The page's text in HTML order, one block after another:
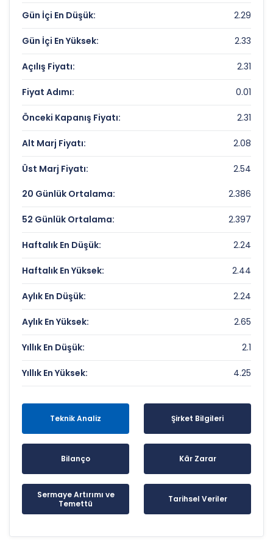
Piyasa Değeri/Defter Değeri (PD/DD):
0.92
DENGE HOLDING Rekorlar ve Önemli
Seviyeler
Bugün Gördüğü En Yüksek Fiyat:
2.33 TL
Son 1 Yılın Zirvesi:
4.25 TL
Son 1 Yılın Dibi:
2.1 TL
Gün İçi En Düşük: 2.29
Gün İçi En Yüksek: 2.33
Açılış Fiyatı: 2.31
Fiyat Adımı: 0.01
Önceki Kapanış Fiyatı: 2.31
Alt Marj Fiyatı: 2.08
Üst Marj Fiyatı: 2.54
20 Günlük Ortalama: 2.386
52 Günlük Ortalama: 2.397
Haftalık En Düşük: 2.24
Haftalık En Yüksek: 2.44
Aylık En Düşük: 2.24
Aylık En Yüksek: 2.65
Yıllık En Düşük: 2.1
Yıllık En Yüksek: 4.25
Teknik Analiz Şirket Bilgileri
Bilanço Kâr Zarar
Sermaye Artırımı ve
Temettü
Tarihsel Veriler